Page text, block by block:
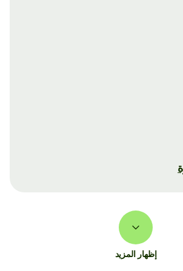
إظهار المزيد